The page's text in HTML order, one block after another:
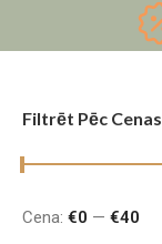
Filtrēt Pēc Cenas
Cena: €0 — €40